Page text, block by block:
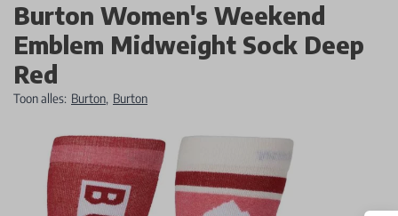
Burton Women's Weekend
Emblem Midweight Sock Deep
Red
Toon alles: Burton, Burton